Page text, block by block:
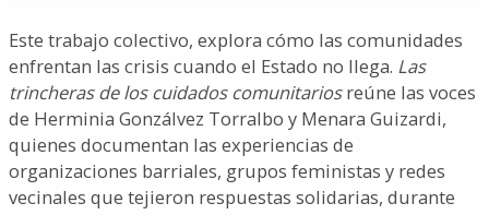
Este trabajo colectivo, explora cómo las comunidades
enfrentan las crisis cuando el Estado no llega. Las
trincheras de los cuidados comunitariosreúne las voces
de Herminia Gonzálvez Torralbo y Menara Guizardi,
quienes documentan las experiencias de
organizaciones barriales, grupos feministas y redes
vecinales que tejieron respuestas solidarias, durante